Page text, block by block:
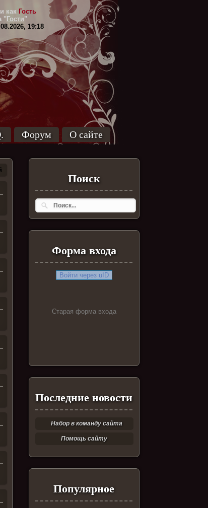
как Гость
" Гости"
19:18
Форум О сайте
Поиск
Форма входа
Войти через uID
Старая форма входа
Последние новости
Набор в команду сайта
Помощь сайту
Популярное